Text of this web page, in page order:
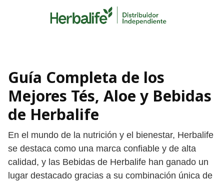
Guía Completa de los
Mejores Tés, Aloe y Bebidas
de Herbalife
En el mundo de la nutrición y el bienestar, Herbalife
se destaca como una marca confiable y de alta
calidad, y las Bebidas de Herbalife han ganado un
lugar destacado gracias a su combinación única de